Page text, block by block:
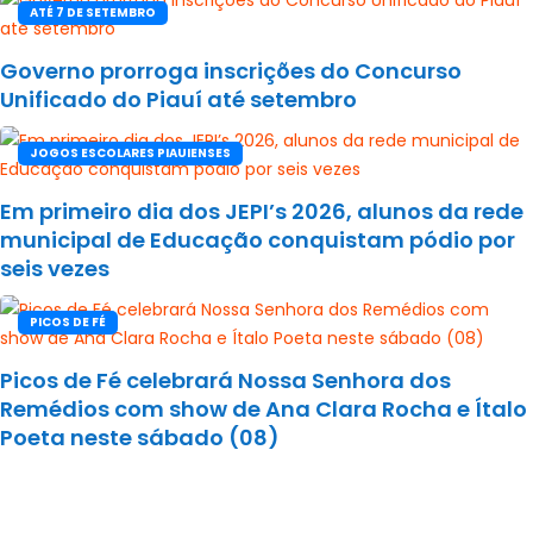
ATÉ 7 DE SETEMBRO
Governo prorroga inscrições do Concurso
Unificado do Piauí até setembro
JOGOS ESCOLARES PIAUIENSES
Em primeiro dia dos JEPI’s 2026, alunos da rede
municipal de Educação conquistam pódio por
seis vezes
PICOS DE FÉ
Picos de Fé celebrará Nossa Senhora dos
Remédios com show de Ana Clara Rocha e Ítalo
Poeta neste sábado (08)